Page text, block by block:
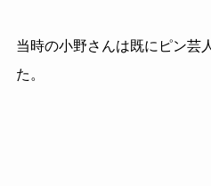
当時の小野さんは既にピン芸
た。